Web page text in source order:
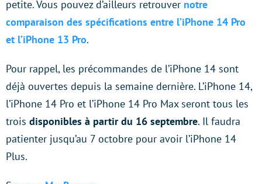
petite. Vous pouvez d’ailleurs retrouver notre
comparaison des spécifications entre l’iPhone 14 Pro
et l’iPhone 13 Pro.
Pour rappel, les précommandes de l’iPhone 14 sont
déjà ouvertes depuis la semaine dernière. L’iPhone 14,
l’iPhone 14 Pro et l’iPhone 14 Pro Max seront tous les
trois disponibles à partir du 16 septembre. Il faudra
patienter jusqu’au 7 octobre pour avoir l’iPhone 14
Plus.